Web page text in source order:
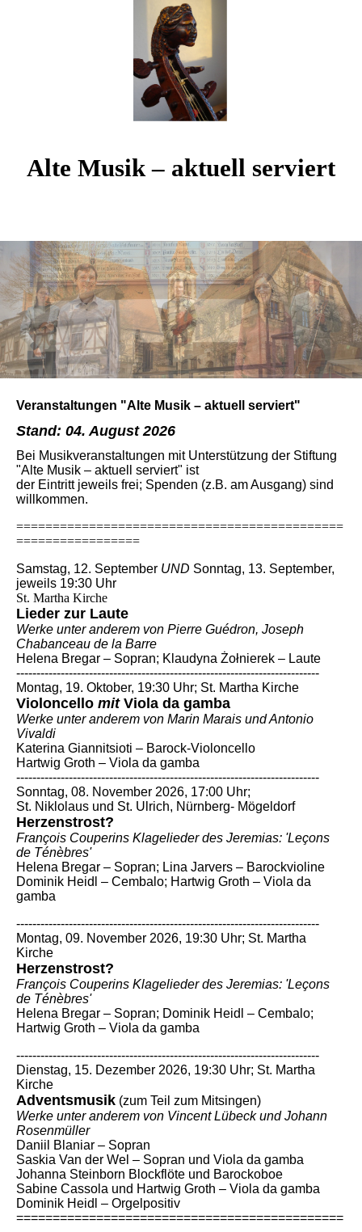
Alte Musik – aktuell serviert
Veranstaltungen "Alte Musik – aktuell serviert"
Stand: 04. August 2026
Bei Musikveranstaltungen mit Unterstützung der Stiftung
"Alte Musik – aktuell serviert" ist
der Eintritt jeweils frei; Spenden (z.B. am Ausgang) sind
willkommen.
=============================================
=================
Samstag, 12. September UND Sonntag, 13. September,
jeweils 19:30 Uhr
St. Martha Kirche
Lieder zur Laute
Werke unter anderem von Pierre Guédron, Joseph
Chabanceau de la Barre
Helena Bregar – Sopran; Klaudyna Żołnierek – Laute
---------------------------------------------------------------------------
Montag, 19. Oktober, 19:30 Uhr; St. Martha Kirche
Violoncello mitViola da gamba
Werke unter anderem von Marin Marais und Antonio
Vivaldi
Katerina Giannitsioti – Barock-Violoncello
Hartwig Groth – Viola da gamba
---------------------------------------------------------------------------
Sonntag, 08. November 2026, 17:00 Uhr;
St. Niklolaus und St. Ulrich, Nürnberg- Mögeldorf
Herzenstrost?
François Couperins Klagelieder des Jeremias: 'Leçons
de Ténèbres'
Helena Bregar – Sopran; Lina Jarvers – Barockvioline
Dominik Heidl – Cembalo; Hartwig Groth – Viola da
gamba
---------------------------------------------------------------------------
Montag, 09. November 2026, 19:30 Uhr; St. Martha
Kirche
Herzenstrost?
François Couperins Klagelieder des Jeremias: 'Leçons
de Ténèbres'
Helena Bregar – Sopran; Dominik Heidl – Cembalo;
Hartwig Groth – Viola da gamba
---------------------------------------------------------------------------
Dienstag, 15. Dezember 2026, 19:30 Uhr; St. Martha
Kirche
Adventsmusik (zum Teil zum Mitsingen)
Werke unter anderem von Vincent Lübeck und Johann
Rosenmüller
Daniil Blaniar – Sopran
Saskia Van der Wel – Sopran und Viola da gamba
Johanna Steinborn Blockflöte und Barockoboe
Sabine Cassola und Hartwig Groth – Viola da gamba
Dominik Heidl – Orgelpositiv
=============================================